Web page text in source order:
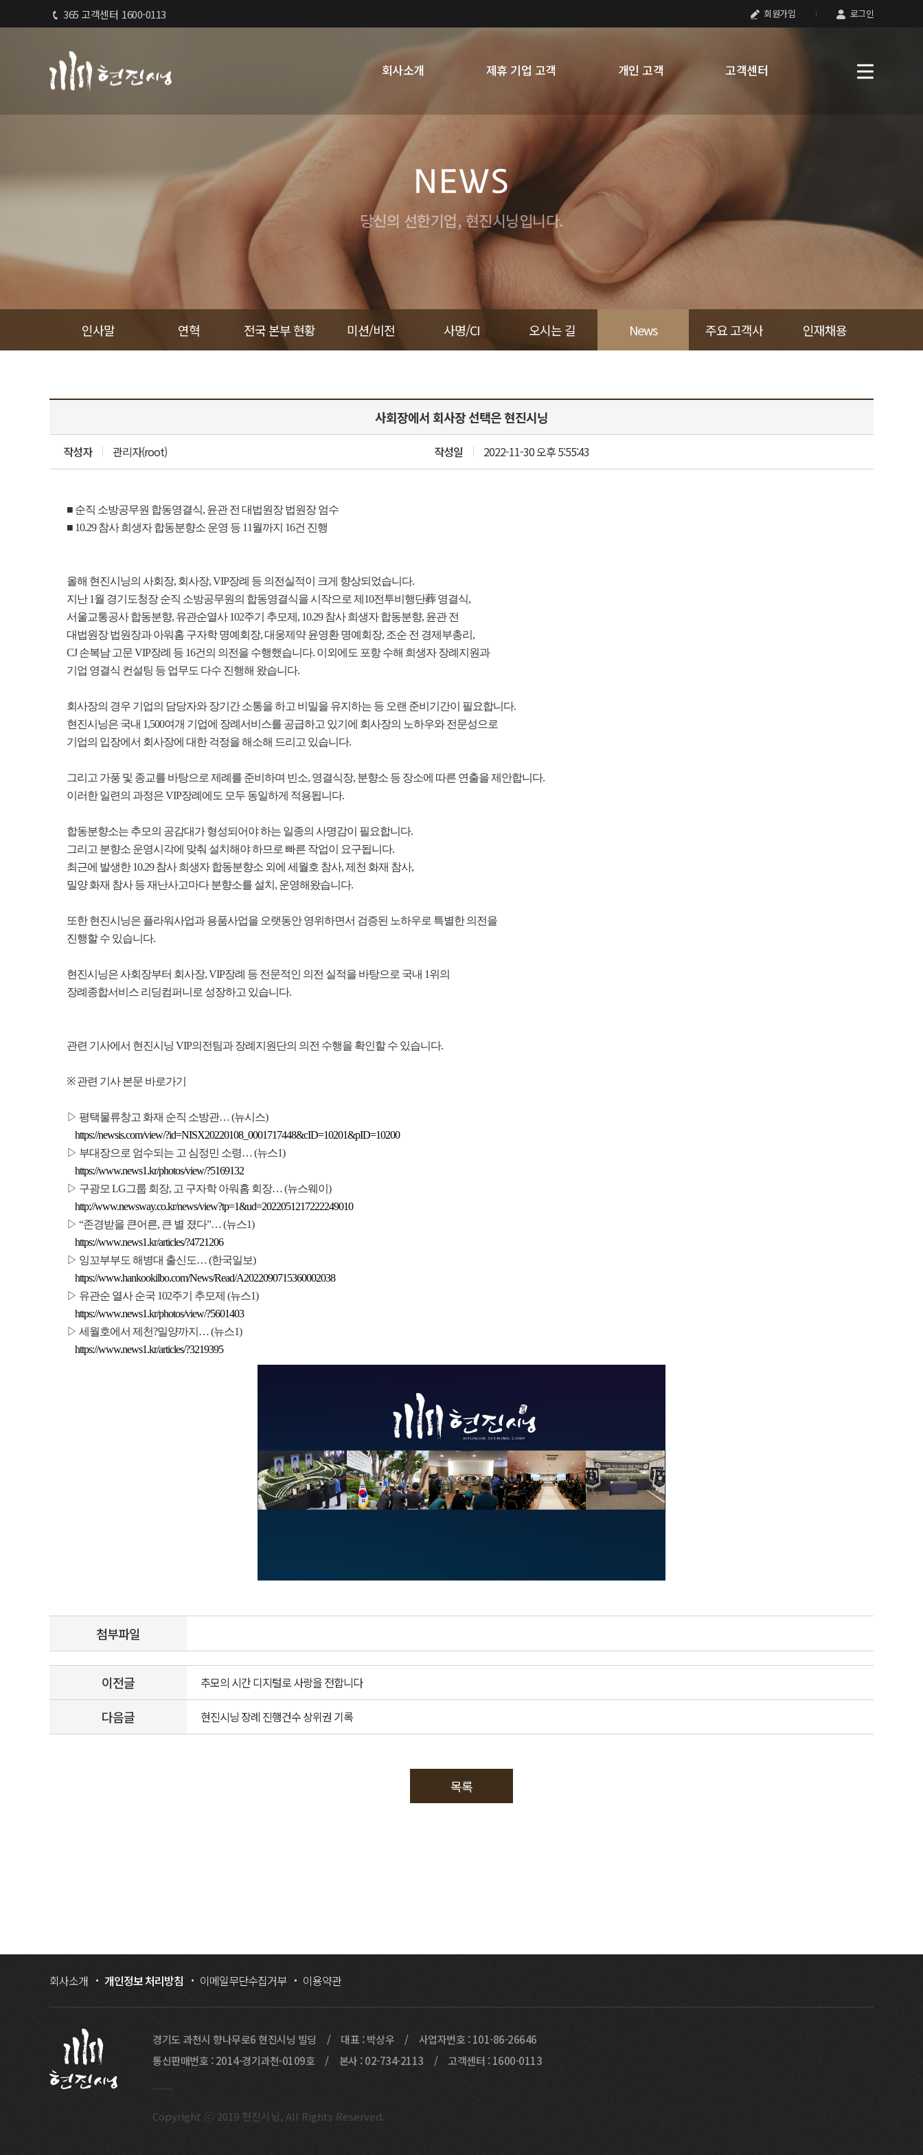
365 고객센터 1600-0113 회원가입 로그인
회사소개 제휴 기업 고객 개인 고객 고객센터
NEWS
당신의 선한기업, 현진시닝입니다.
인사말 연혁 전국 본부 현황 미션/비전 사명/CI 오시는 길 News 주요 고객사 인재채용
사회장에서 회사장 선택은 현진시닝
작성자 관리자(root) 작성일 2022-11-30 오후 5:55:43
■ 순직 소방공무원 합동영결식, 윤관 전 대법원장 법원장 엄수
■ 10.29참사 희생자 합동분향소 운영 등 11월까지 16건 진행
올해 현진시닝의 사회장, 회사장, VIP장례 등 의전실적이 크게 향상되었습니다.
지난1월 경기도청장 순직 소방공무원의 합동영결식을 시작으로 제 10전투비행단葬 영결식,
서울교통공사 합동분향, 유관순열사102주기 추모제 , 10.29참사 희생자 합동분향, 윤관 전
대법원장 법원장과 아워홈 구자학 명예회장,대웅제약 윤영환 명예회장, 조순 전 경제부총리 ,
CJ손복남 고문VIP장례 등 16건의 의전을 수행했습니다. 이외에도 포항 수해 희생자 장례지원과
기업 영결식 컨설팅 등 업무도 다수 진행해 왔습니다.
회사장의 경우 기업의 담당자와 장기간 소통을 하고 비밀을 유지하는 등 오랜 준비기간이 필요합니다.
현진시닝은 국내 1,500여개 기업에 장례서비스를 공급하고 있기에 회사장의 노하우와 전문성으로
기업의 입장에서 회사장에 대한 걱정을 해소해 드리고 있습니다.
그리고 가풍 및 종교를 바탕으로 제례를 준비하며 빈소, 영결식장, 분향소 등 장소에 따른 연출을 제안합니다.
이러한 일련의 과정은VIP장례에도 모두 동일하게 적용됩니다.
합동분향소는 추모의 공감대가 형성되어야 하는 일종의 사명감이 필요합니다.
그리고 분향소 운영시각에 맞춰 설치해야 하므로 빠른 작업이 요구됩니다.
최근에 발생한10.29참사 희생자 합동분향소 외에 세월호 참사,제천 화재 참사,
밀양 화재 참사 등 재난사고마다 분향소를 설치 , 운영해왔습니다.
또한 현진시닝은 플라워사업과 용품사업을 오랫동안 영위하면서 검증된 노하우로 특별한 의전을
진행할 수 있습니다.
현진시닝은 사회장부터 회사장, VIP장례 등 전문적인 의전 실적을 바탕으로 국내 1위의
장례종합서비스 리딩컴퍼니로 성장하고 있습니다.
관련 기사에서 현진시닝 VIP의전팀과 장례지원단의 의전 수행을 확인할 수 있습니다.
※ 관련 기사 본문 바로가기
▷ 평택물류창고 화재 순직 소방관…(뉴시스)
https://newsis.com/view/?id=NISX20220108_0001717448&cID=10201&pID=10200
▷ 부대장으로 엄수되는 고 심정민 소령… (뉴스1)
https://www.news1.kr/photos/view/?5169132
▷ 구광모 LG그룹 회장, 고 구자학 아워홈 회장… (뉴스웨이 )
http://www.newsway.co.kr/news/view?tp=1&ud=2022051217222249010
▷ “존경받을 큰어른, 큰 별 졌다”… (뉴스1)
https://www.news1.kr/articles/?4721206
▷ 잉꼬부부도 해병대 출신도… (한국일보)
https://www.hankookilbo.com/News/Read/A2022090715360002038
▷ 유관순 열사 순국 102주기 추모제 (뉴스1)
https://www.news1.kr/photos/view/?5601403
▷ 세월호에서 제천?밀양까지 … (뉴스1)
https://www.news1.kr/articles/?3219395
첨부파일
이전글 추모의 시간 디지털로 사랑을 전합니다
다음글 현진시닝 장례 진행건수 상위권 기록
목록
회사소개 개인정보 처리방침 이메일무단수집거부 이용약관
경기도 과천시 향나무로6 현진시닝 빌딩 대표 : 박상우
사업자번호 : 101-86-26646
통신판매번호 : 2014-경기과천-0109호
본사 : 02-734-2113 고객센터 : 1600-0113
Copyright ⓒ 2019 현진시닝, All Rights Reserved.